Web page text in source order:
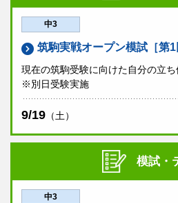
申込方法
以下の「お申し込みボタン」より
「8/30当日会場」でお申し込み後、
田アカデミーにお通いでない方はカスタ
申込締切
中3
筑駒実戦オープン模試［第1
現在の筑駒受験に向けた自分の立
※別日受験実施
9/19 （土）
模試・
中3